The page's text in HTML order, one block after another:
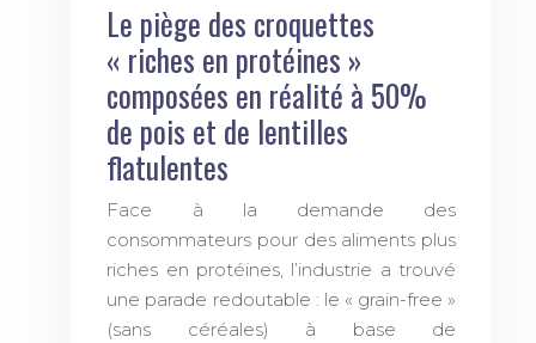
Le piège des croquettes
« riches en protéines »
composées en réalité à 50%
de pois et de lentilles
flatulentes
Face à la demande des
consommateurs pour des aliments plus
riches en protéines, l’industrie a trouvé
une parade redoutable : le « grain-free »
(sans céréales) à base de